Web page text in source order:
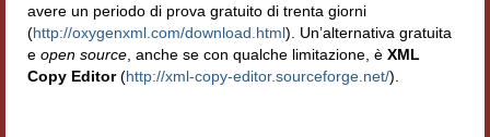
avere un periodo di prova gratuito di trenta giorni
(http://oxygenxml.com/download.html). Un’alternativa gratuita
e open source , anche se con qualche limitazione, è XML
Copy Editor(http://xml-copy-editor.sourceforge.net/).